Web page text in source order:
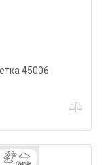
45006